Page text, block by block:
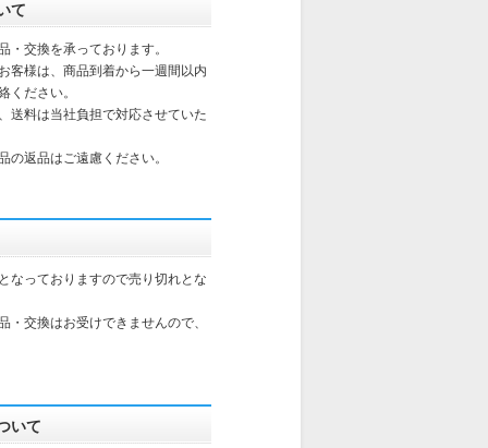
て
・交換を承っております。
客様は、商品到着から一週間以内
ください。
送料は当社負担で対応させていた
の返品はご遠慮ください。
なっておりますので売り切れとな
・交換はお受けできませんので、
いて